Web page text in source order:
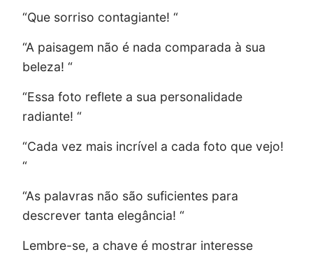
“Que sorriso contagiante! “
“A paisagem não é nada comparada à sua
beleza! “
“Essa foto reflete a sua personalidade
radiante! “
“Cada vez mais incrível a cada foto que vejo!
“
“As palavras não são suficientes para
descrever tanta elegância! “
Lembre-se, a chave é mostrar interesse